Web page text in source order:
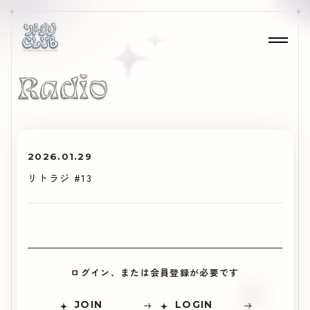
2026.01.29
リトラジ #13
ログイン、または会員登録が必要です
JOIN LOGIN